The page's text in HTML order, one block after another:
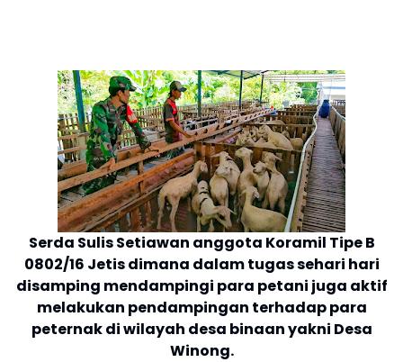
Serda Sulis Setiawan anggota Koramil Tipe B
0802/16 Jetis dimana dalam tugas sehari hari
disamping mendampingi para petani juga aktif
melakukan pendampingan terhadap para
peternak di wilayah desa binaan yakni Desa
Winong.